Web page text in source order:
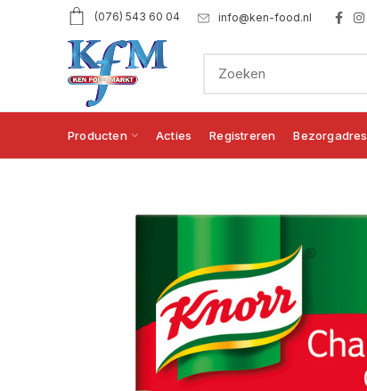
(076) 543 60 04 info@ken-food.nl
Producten Acties Registreren Bezorgadres